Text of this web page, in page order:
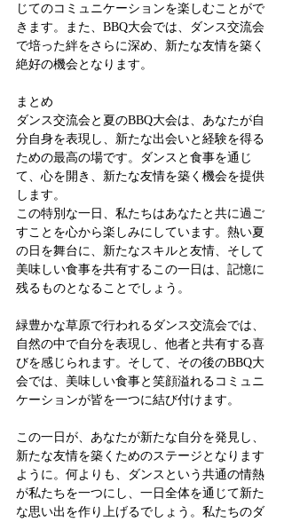
じてのコミュニケーションを楽しむことがで
きます。また、BBQ大会では、ダンス交流会
で培った絆をさらに深め、新たな友情を築く
絶好の機会となります。
まとめ
ダンス交流会と夏のBBQ大会は、あなたが自
分自身を表現し、新たな出会いと経験を得る
ための最高の場です。ダンスと食事を通じ
て、心を開き、新たな友情を築く機会を提供
します。
この特別な一日、私たちはあなたと共に過ご
すことを心から楽しみにしています。熱い夏
の日を舞台に、新たなスキルと友情、そして
美味しい食事を共有するこの一日は、記憶に
残るものとなることでしょう。
緑豊かな草原で行われるダンス交流会では、
自然の中で自分を表現し、他者と共有する喜
びを感じられます。そして、その後のBBQ大
会では、美味しい食事と笑顔溢れるコミュニ
ケーションが皆を一つに結び付けます。
この一日が、あなたが新たな自分を発見し、
新たな友情を築くためのステージとなります
ように。何よりも、ダンスという共通の情熱
が私たちを一つにし、一日全体を通じて新た
な思い出を作り上げるでしょう。私たちのダ